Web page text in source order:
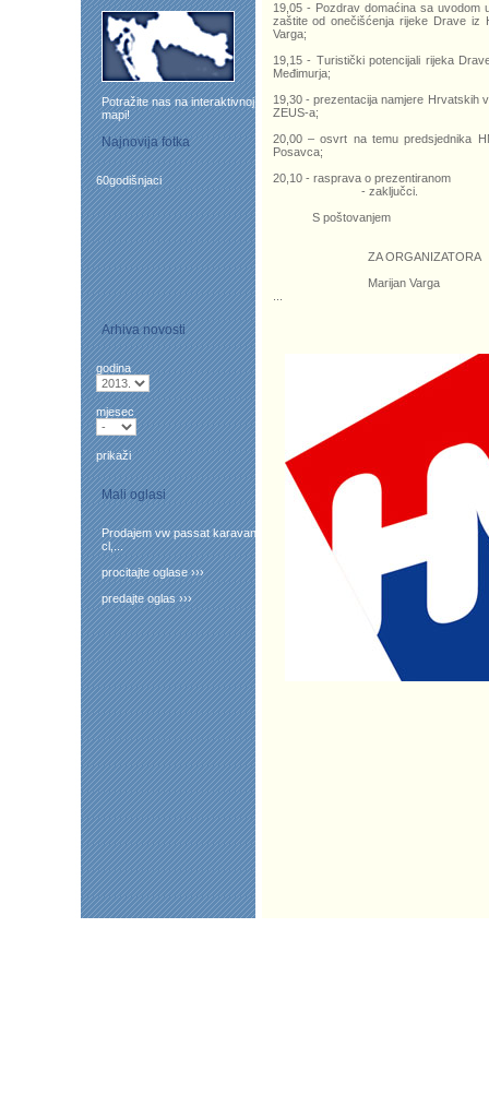
Potražite nas na interaktivnoj
mapi!
Najnovija fotka
60godišnjaci
Arhiva novosti
godina
mjesec
prikaži
Mali oglasi
Prodajem vw passat karavan
cl,...
procitajte oglase ›››
predajte oglas ›››
19,05 - Pozdrav domaćina sa uvodom
zaštite od onečišćenja rijeke Drave iz
Varga;
19,15 - Turistički potencijali rijeka
Međimurja;
19,30 - prezentacija namjere Hrvatskih
ZEUS-a;
20,00 – osvrt na temu predsjednika
Posavca;
20,10 - rasprava o prezentiranom
- zaključci.
S poštovanjem
ZA
Marijan Varga